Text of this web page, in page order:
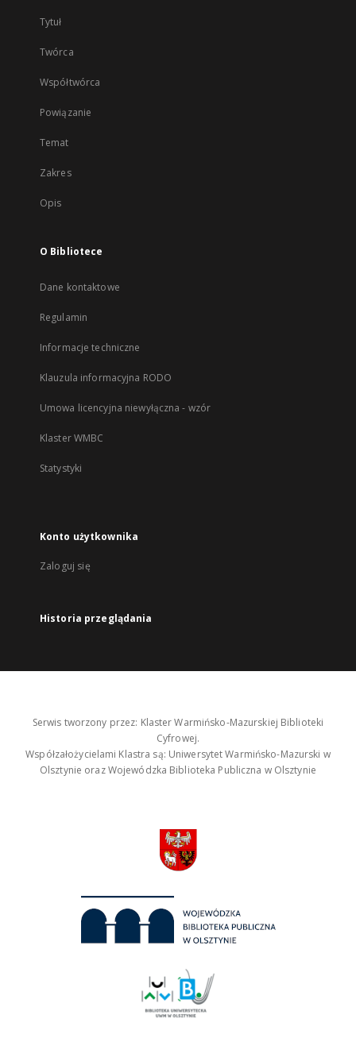
Tytuł
Twórca
Współtwórca
Powiązanie
Temat
Zakres
Opis
O Bibliotece
Dane kontaktowe
Regulamin
Informacje techniczne
Klauzula informacyjna RODO
Umowa licencyjna niewyłączna - wzór
Klaster WMBC
Statystyki
Konto użytkownika
Zaloguj się
Historia przeglądania
Serwis tworzony przez: Klaster Warmińsko-Mazurskiej Biblioteki
Cyfrowej.
Współzałożycielami Klastra są: Uniwersytet Warmińsko-Mazurski w
Olsztynie oraz Wojewódzka Biblioteka Publiczna w Olsztynie